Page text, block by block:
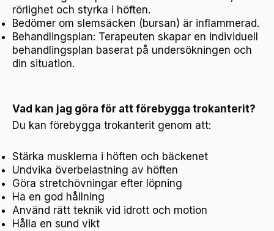
rörlighet och styrka i höften.
Bedömer om slemsäcken (bursan) är inflammerad.
Behandlingsplan: Terapeuten skapar en individuell
behandlingsplan baserat på undersökningen och
din situation.
Vad kan jag göra för att förebygga trokanterit?
Du kan förebygga trokanterit genom att:
Stärka musklerna i höften och bäckenet
Undvika överbelastning av höften
Göra stretchövningar efter löpning
Ha en god hållning
Använd rätt teknik vid idrott och motion
Hålla en sund vikt